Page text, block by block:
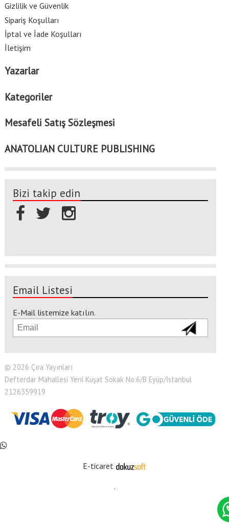
Gizlilik ve Güvenlik
Sipariş Koşulları
İptal ve İade Koşulları
İletişim
Yazarlar
Kategoriler
Mesafeli Satış Sözleşmesi
ANATOLIAN CULTURE PUBLISHING
Bizi takip edin
Email Listesi
E-Mail listemize katılın.
© 2026 Çıra Yayınları
Defterdar Mahallesi Yeni Kuşat Sokak No:6/B Eyüp/İstanbul
2126359919
E-ticaret
.